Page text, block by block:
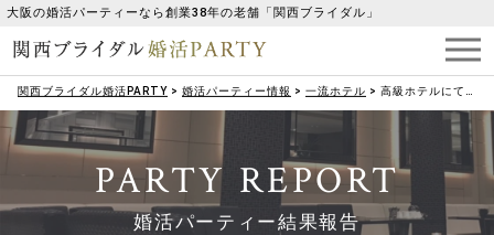
大阪の婚活パーティーなら創業38年の老舗「関西ブライダル」
関西ブライダル婚活PARTY > 婚活パーティー情報 > 一流ホテル > 高級ホテルにて「ワンランク上のプレミアム婚活」男性先行中！！
PARTY REPORT
婚活パーティー結果報告